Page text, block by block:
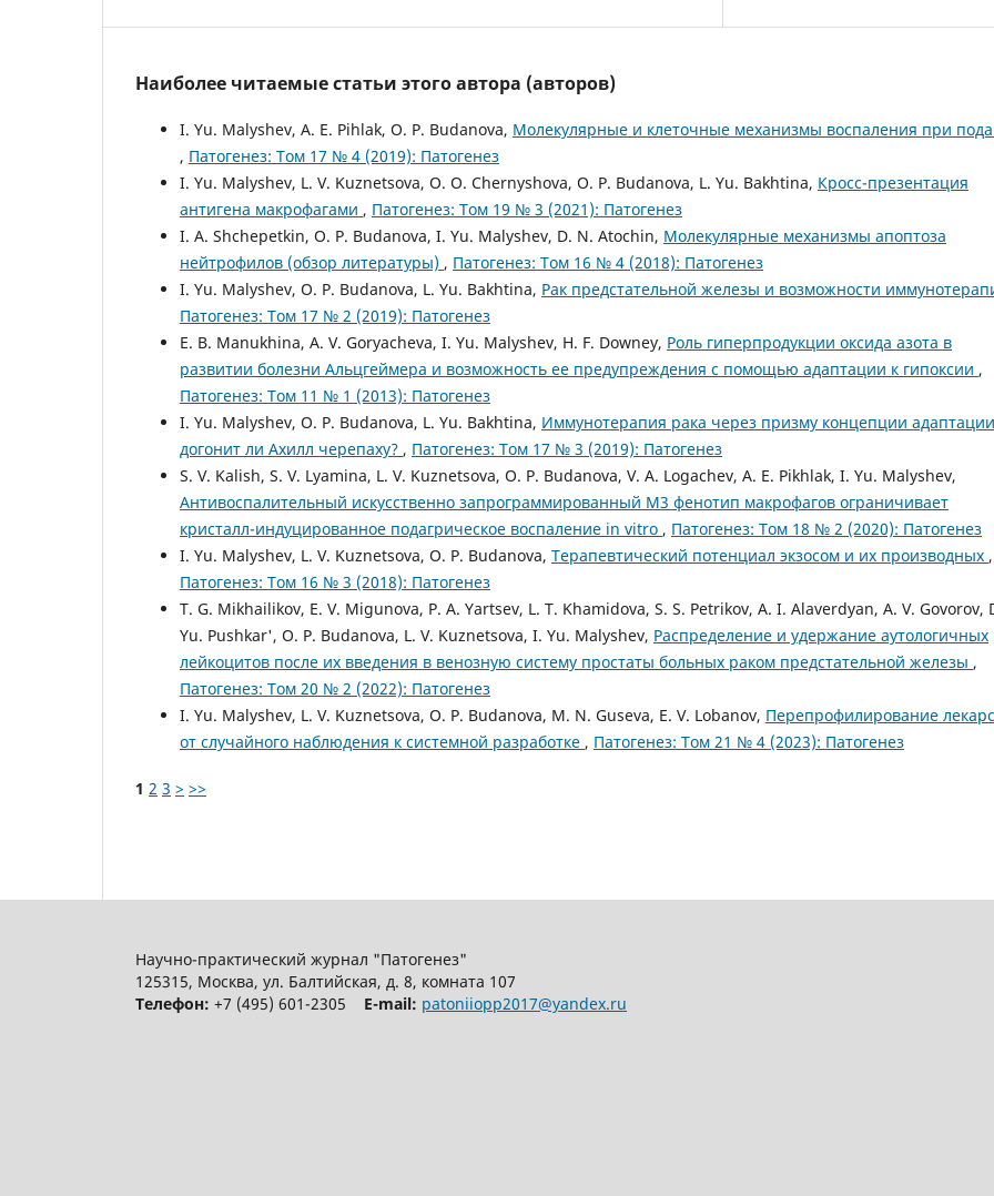
Наиболее читаемые статьи этого автора (авторов)
I. Yu. Malyshev, A. E. Pihlak, O. P. Budanova, Молекулярные и клеточные механизмы воспаления при
, Патогенез: Том 17 № 4 (2019): Патогенез
I. Yu. Malyshev, L. V. Kuznetsova, O. O. Chernyshova, O. P. Budanova, L. Yu. Bakhtina, Кросс-презентация
антигена макрофагами , Патогенез: Том 19 № 3 (2021): Патогенез
I. A. Shchepetkin, O. P. Budanova, I. Yu. Malyshev, D. N. Atochin, Молекулярные механизмы апоптоза
нейтрофилов (обзор литературы) , Патогенез: Том 16 № 4 (2018): Патогенез
I. Yu. Malyshev, O. P. Budanova, L. Yu. Bakhtina, Рак предстательной железы и возможности
Патогенез: Том 17 № 2 (2019): Патогенез
E. B. Manukhina, A. V. Goryacheva, I. Yu. Malyshev, H. F. Downey, Роль гиперпродукции оксида азота в
развитии болезни Альцгеймера и возможность ее предупреждения с помощью адаптации к гипоксии ,
Патогенез: Том 11 № 1 (2013): Патогенез
I. Yu. Malyshev, O. P. Budanova, L. Yu. Bakhtina, Иммунотерапия рака через призму концепции
догонит ли Ахилл черепаху? , Патогенез: Том 17 № 3 (2019): Патогенез
S. V. Kalish, S. V. Lyamina, L. V. Kuznetsova, O. P. Budanova, V. A. Logachev, A. E. Pikhlak, I. Yu. Malyshev,
Антивоспалительный искусственно запрограммированный М3 фенотип макрофагов ограничивает
кристалл-индуцированное подагрическое воспаление in vitro , Патогенез: Том 18 № 2 (2020): Патогенез
I. Yu. Malyshev, L. V. Kuznetsova, O. P. Budanova, Терапевтический потенциал экзосом и их производных ,
Патогенез: Том 16 № 3 (2018): Патогенез
T. G. Mikhailikov, E. V. Migunova, P. A. Yartsev, L. T. Khamidova, S. S. Petrikov, A. I. Alaverdyan, A. V. Govorov,
Yu. Pushkar', O. P. Budanova, L. V. Kuznetsova, I. Yu. Malyshev, Распределение и удержание аутологичных
лейкоцитов после их введения в венозную систему простаты больных раком предстательной железы ,
Патогенез: Том 20 № 2 (2022): Патогенез
I. Yu. Malyshev, L. V. Kuznetsova, O. P. Budanova, M. N. Guseva, E. V. Lobanov, Перепрофилирование
от случайного наблюдения к системной разработке , Патогенез: Том 21 № 4 (2023): Патогенез
1 2 3 > >>
Научно-практический журнал "Патогенез"
125315, Москва, ул. Балтийская, д. 8, комната 107
Телефон: +7 (495) 601-2305 E-mail: patoniiopp2017@yandex.ru